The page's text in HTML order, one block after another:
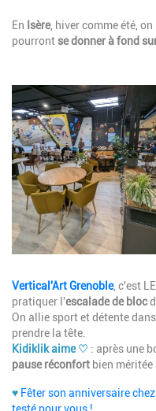
Description
En Isère, hiver comme été,
pourrontse donner à fond
Image
Description
Vertical'Art Grenoble, c'est LE
pratiquer l'escalade de bloc
On allie sport et détente
prendre la tête.
Kidiklik aime ♡ : après une
pause réconfort bien
♥ Fêter son anniversaire